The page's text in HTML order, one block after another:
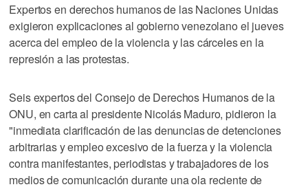
Expertos en derechos humanos de las Naciones Unidas
exigieron explicaciones al gobierno venezolano el jueves
acerca del empleo de la violencia y las cárceles en la
represión a las protestas.
Seis expertos del Consejo de Derechos Humanos de la
ONU, en carta al presidente Nicolás Maduro, pidieron la
"inmediata clarificación de las denuncias de detenciones
arbitrarias y empleo excesivo de la fuerza y la violencia
contra manifestantes, periodistas y trabajadores de los
medios de comunicación durante una ola reciente de